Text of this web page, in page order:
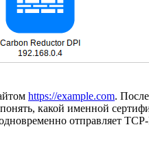
https://example.com.
какой именной
отправляет